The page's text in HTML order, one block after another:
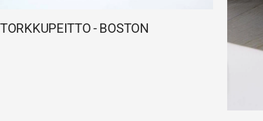
TORKKUPEITTO - BOSTON